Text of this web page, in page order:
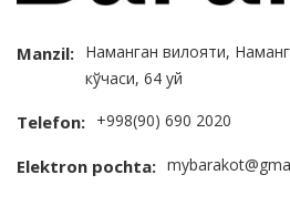
Manzil: Наманган вилояти,
кўчаси, 64 уй
Telefon: +998(90) 690 2020
Elektron pochta: